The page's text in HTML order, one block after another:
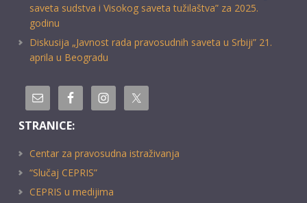
saveta sudstva i Visokog saveta tužilaštva” za 2025.
godinu
Diskusija „Javnost rada pravosudnih saveta u Srbiji” 21.
aprila u Beogradu
STRANICE:
Centar za pravosudna istraživanja
“Slučaj CEPRIS”
CEPRIS u medijima